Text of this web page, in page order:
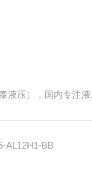
液压），国内专注
AL12H1-BB